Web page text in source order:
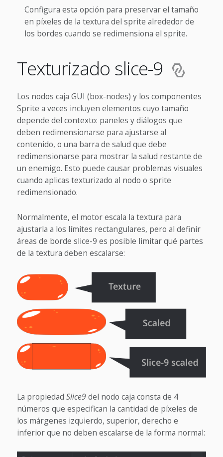
Configura esta opción para preservar el tamaño
en píxeles de la textura del sprite alrededor de
los bordes cuando se redimensiona el sprite.
Texturizado slice-9
Los nodos caja GUI (box-nodes) y los componentes
Sprite a veces incluyen elementos cuyo tamaño
depende del contexto: paneles y diálogos que
deben redimensionarse para ajustarse al
contenido, o una barra de salud que debe
redimensionarse para mostrar la salud restante de
un enemigo. Esto puede causar problemas visuales
cuando aplicas texturizado al nodo o sprite
redimensionado.
Normalmente, el motor escala la textura para
ajustarla a los límites rectangulares, pero al definir
áreas de borde slice-9 es posible limitar qué partes
de la textura deben escalarse:
La propiedad Slice9 del nodo caja consta de 4
números que especifican la cantidad de píxeles de
los márgenes izquierdo, superior, derecho e
inferior que no deben escalarse de la forma normal: